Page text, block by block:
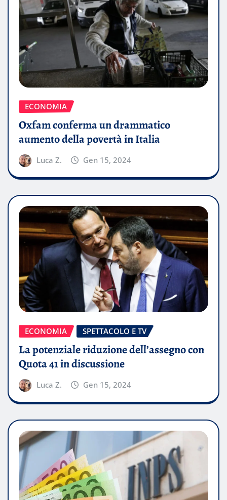
ECONOMIA
Oxfam conferma un drammatico
aumento della povertà in Italia
Luca Z. Gen 15, 2024
ECONOMIA SPETTACOLO E TV
La potenziale riduzione dell’assegno con
Quota 41 in discussione
Luca Z. Gen 15, 2024